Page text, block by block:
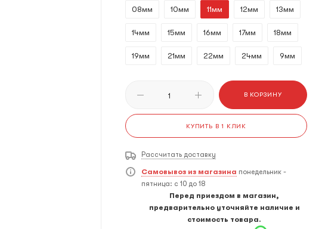
08мм
10мм 11мм 12мм 13мм
14мм 15мм 16мм 17мм 18мм
19мм 21мм 22мм 24мм 9мм
В КОРЗИНУ
КУПИТЬ В 1 КЛИК
Рассчитать доставку
Самовывоз из магазина понедельник -
пятница: с 10 до 18
Перед приездом в магазин,
предварительно уточняйте наличие и
стоимость товара.